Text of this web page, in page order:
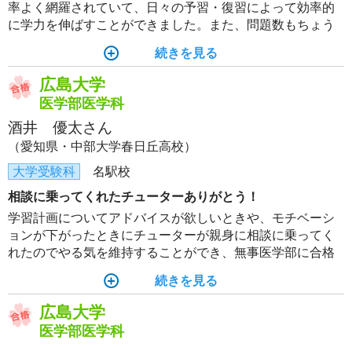
率よく網羅されていて、日々の予習・復習によって効率的
に学力を伸ばすことができました。また、問題数もちょう
てテキストに取り組むことができました。
続きを見る
広島大学
医学部医学科
酒井 優太さん
（愛知県・中部大学春日丘高校）
大学受験科
名駅校
相談に乗ってくれたチューターありがとう！
学習計画についてアドバイスが欲しいときや、モチベーシ
ョンが下がったときにチューターが親身に相談に乗ってく
れたのでやる気を維持することができ、無事医学部に合格
続きを見る
広島大学
医学部医学科